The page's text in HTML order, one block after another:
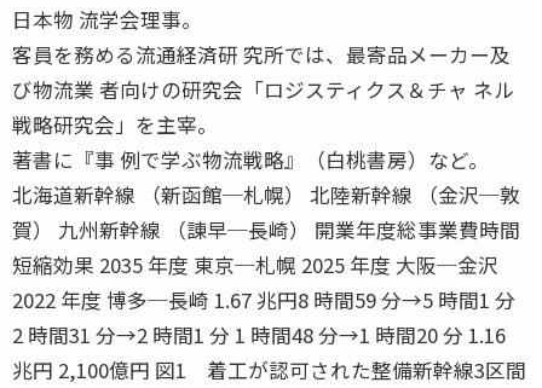
日本物 流学会理事。
客員を務める流通経済研 究所では、最寄品メーカー及
び物流業 者向けの研究会「ロジスティクス＆チャ ネル
戦略研究会」を主宰。
著書に『事 例で学ぶ物流戦略』（白桃書房）など。
北海道新幹線 （新函館─札幌） 北陸新幹線 （金沢─敦
賀） 九州新幹線 （諌早─長崎） 開業年度総事業費時間
短縮効果 2035 年度 東京─札幌 2025 年度 大阪─金沢
2022 年度 博多─長崎 1.67 兆円8 時間59 分→5 時間1 分
2 時間31 分→2 時間1 分 1 時間48 分→1 時間20 分 1.16
兆円 2,100億円 図1 着工が認可された整備新幹線3区間